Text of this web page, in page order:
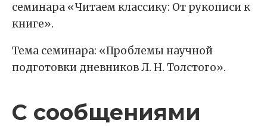
семинара «Читаем классику: От рукописи к
книге».
Тема семинара: «Проблемы научной
подготовки дневников Л. Н. Толстого».
С сообщениями